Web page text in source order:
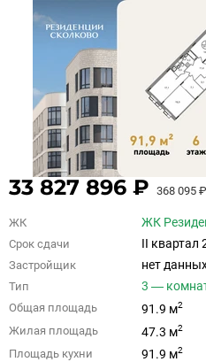
33 827 896 ₽ 368 095
ЖК ЖК
Срок сдачи II квартал
Застройщик нет
Тип 3 —
Общая площадь 91.9 м2
Жилая площадь 47.3 м2
Площадь кухни 91.9 м2